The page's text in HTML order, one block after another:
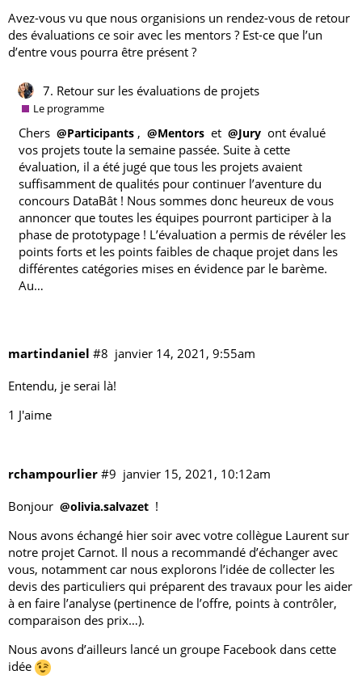
Avez-vous vu que nous organisions un rendez-vous de retour
des évaluations ce soir avec les mentors ? Est-ce que l’un
d’entre vous pourra être présent ?
7. Retour sur les évaluations de projets
Le programme
Chers @Participants , @Mentors et @Jury ont évalué
vos projets toute la semaine passée. Suite à cette
évaluation, il a été jugé que tous les projets avaient
suffisamment de qualités pour continuer l’aventure du
concours DataBât ! Nous sommes donc heureux de vous
annoncer que toutes les équipes pourront participer à la
phase de prototypage ! L’évaluation a permis de révéler les
points forts et les points faibles de chaque projet dans les
différentes catégories mises en évidence par le barème.
Au…
martindaniel janvier 14, 2021, 9:55am
#8
Entendu, je serai là!
1 J'aime
rchampourlier janvier 15, 2021, 10:12am
#9
Bonjour @olivia.salvazet !
Nous avons échangé hier soir avec votre collègue Laurent sur
notre projet Carnot. Il nous a recommandé d’échanger avec
vous, notamment car nous explorons l’idée de collecter les
devis des particuliers qui préparent des travaux pour les aider
à en faire l’analyse (pertinence de l’offre, points à contrôler,
comparaison des prix…).
Nous avons d’ailleurs lancé un groupe Facebook dans cette
idée